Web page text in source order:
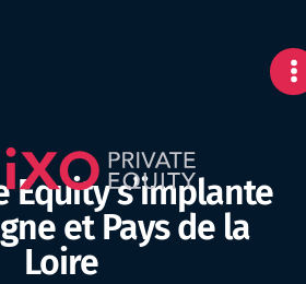
Equity s’implante
et Pays de la
Loire